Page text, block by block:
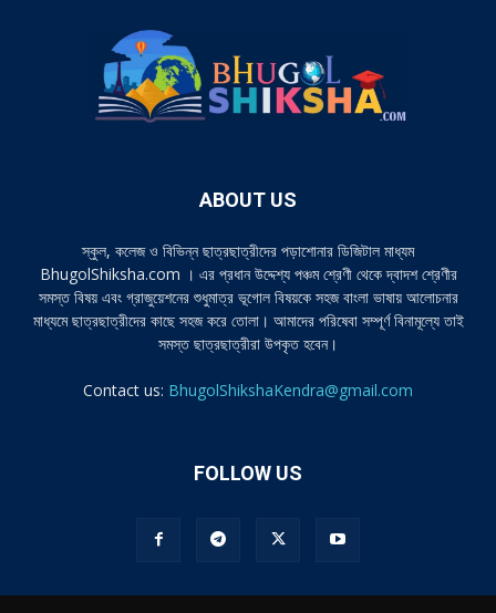
ABOUT US
স্কুল, কলেজ ও বিভিন্ন ছাত্রছাত্রীদের পড়াশোনার ডিজিটাল মাধ্যম
BhugolShiksha.com । এর প্রধান উদ্দেশ্য পঞ্চম শ্রেণী থেকে দ্বাদশ শ্রেণীর
সমস্ত বিষয় এবং গ্রাজুয়েশনের শুধুমাত্র ভূগোল বিষয়কে সহজ বাংলা ভাষায় আলোচনার
মাধ্যমে ছাত্রছাত্রীদের কাছে সহজ করে তোলা। আমাদের পরিষেবা সম্পূর্ণ বিনামূল্যে তাই
সমস্ত ছাত্রছাত্রীরা উপকৃত হবেন।
Contact us: BhugolShikshaKendra@gmail.com
FOLLOW US